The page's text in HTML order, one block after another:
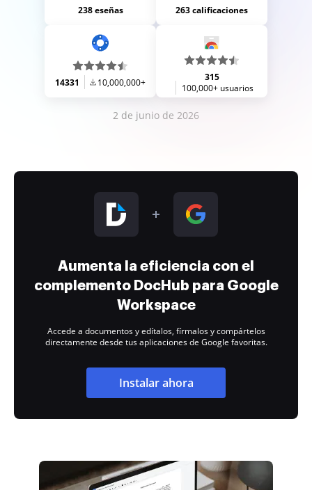
238 eseñas 263 calificaciones
14331 10,000,000+
315
100,000+ usuarios
2 de junio de 2026
Aumenta la eficiencia con el
complemento DocHub para Google
Workspace
Accede a documentos y edítalos, fírmalos y compártelos
directamente desde tus aplicaciones de Google favoritas.
Instalar ahora